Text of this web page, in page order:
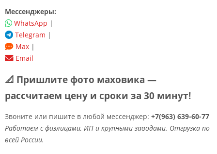
Мессенджеры:
WhatsApp |
Telegram |
Max |
Email
📐 Пришлите фото маховика —
рассчитаем цену и сроки за 30 минут!
Звоните или пишите в любой мессенджер: +7(963) 639-60-77
Работаем с физлицами, ИП и крупными заводами. Отгрузка по
всей России.